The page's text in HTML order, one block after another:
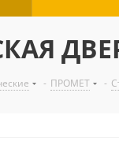
- ПРОМЕТ -